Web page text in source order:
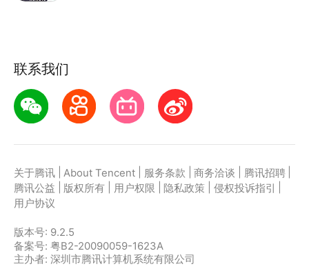
联系我们
关于腾讯 About Tencent 服务条款 商务洽谈 腾讯招聘
腾讯公益
版权所有 用户权限 隐私政策 侵权投诉指引
用户协议
版本号: 9.2.5
备案号: 粤B2-20090059-1623A
主办者: 深圳市腾讯计算机系统有限公司